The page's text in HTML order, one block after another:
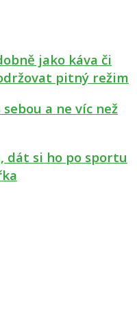
jako káva či
pitný režim
a ne víc než
dát si ho po sportu